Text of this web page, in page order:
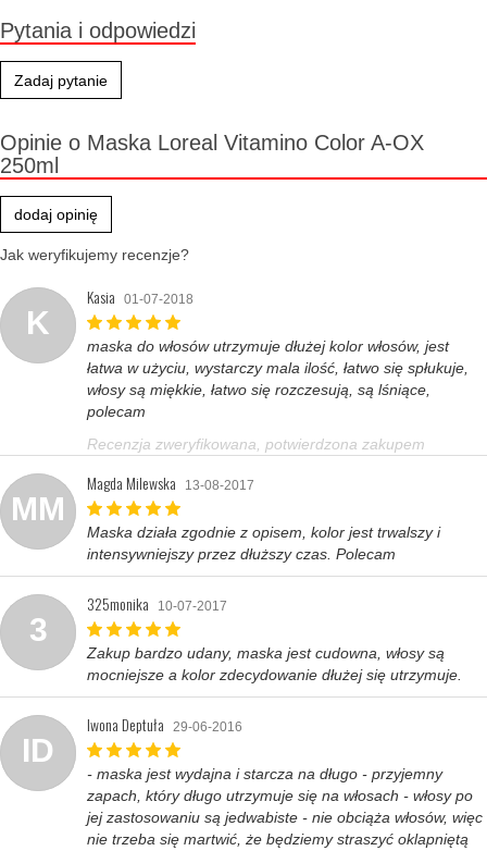
Pytania i odpowiedzi
Zadaj pytanie
Opinie o Maska Loreal Vitamino Color A-OX
250ml
dodaj opinię
Jak weryfikujemy recenzje?
K
Kasia 01-07-2018
maska do włosów utrzymuje dłużej kolor włosów, jest
łatwa w użyciu, wystarczy mala ilość, łatwo się spłukuje,
włosy są miękkie, łatwo się rozczesują, są lśniące,
polecam
Recenzja zweryfikowana, potwierdzona zakupem
MM
Magda Milewska 13-08-2017
Maska działa zgodnie z opisem, kolor jest trwalszy i
intensywniejszy przez dłuższy czas. Polecam
3
325monika 10-07-2017
Zakup bardzo udany, maska jest cudowna, włosy są
mocniejsze a kolor zdecydowanie dłużej się utrzymuje.
ID
Iwona Deptuła 29-06-2016
- maska jest wydajna i starcza na długo - przyjemny
zapach, który długo utrzymuje się na włosach - włosy po
jej zastosowaniu są jedwabiste - nie obciąża włosów, więc
nie trzeba się martwić, że będziemy straszyć oklapniętą